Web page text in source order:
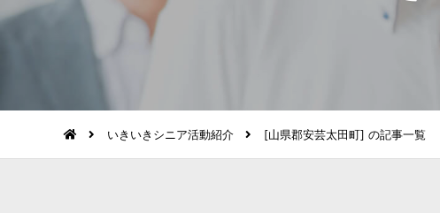
いきいきシニア活動紹介 [山県郡安芸太田町] の記事一覧